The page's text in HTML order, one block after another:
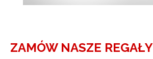
ZAMÓW NASZE REGAŁY